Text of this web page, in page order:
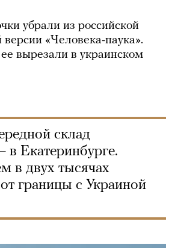
убрали из российской
«Человека-паука».
вырезали в украинском
склад
в Екатеринбурге.
в двух тысячах
границы с Украиной